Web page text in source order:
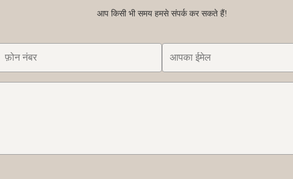
आप किसी भी समय हमसे संपर्क कर सकते हैं!